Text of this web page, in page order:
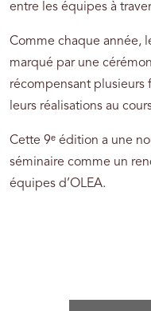
entre les équipes à
Comme chaque année,
marqué par une
récompensant plusieurs
leurs réalisations au
Cette 9ᵉ édition a une
séminaire comme un
équipes d’OLEA.